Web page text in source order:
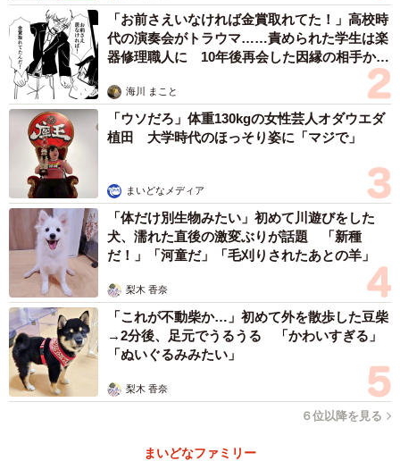
2/4
ミス・ティアーズの特設ページ
詳細は涙活事務局「ミス・ティアーズ」サイト
→ https://ruikatsu.com/misstears/
応募アドレス info@ruikatsu.com
「お前さえいなければ金賞取れてた！」高校時
代の演奏会がトラウマ……責められた学生は楽
器修理職人に 10年後再会した因縁の相手から
海川 まこと
「ウソだろ」体重130kgの女性芸人オダウエダ
植田 大学時代のほっそり姿に「マジで」
まいどなメディア
「体だけ別生物みたい」初めて川遊びをした
犬、濡れた直後の激変ぶりが話題 「新種
だ！」「河童だ」「毛刈りされたあとの羊」
梨木 香奈
「これが不動柴か…」初めて外を散歩した豆柴
→2分後、足元でうるうる 「かわいすぎる」
「ぬいぐるみみたい」
梨木 香奈
６位以降を見る
まいどなファミリー